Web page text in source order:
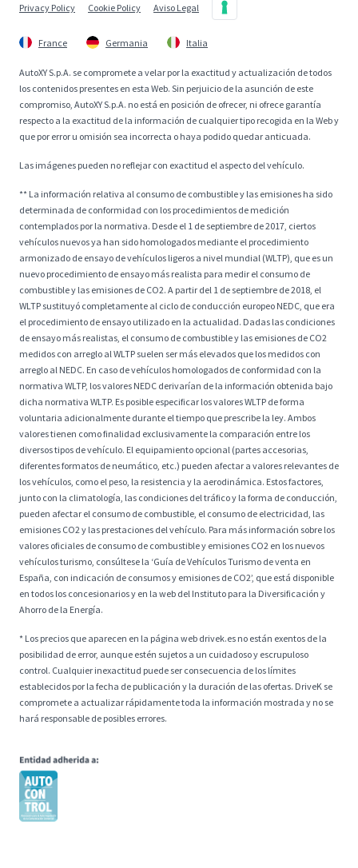
Privacy Policy Cookie Policy Aviso Legal
France Germania Italia
AutoXY S.p.A. se compromete a velar por la exactitud y actualización de todos
los contenidos presentes en esta Web. Sin perjuicio de la asunción de este
compromiso, AutoXY S.p.A. no está en posición de ofrecer, ni ofrece garantía
respecto a la exactitud de la información de cualquier tipo recogida en la Web y
que por error u omisión sea incorrecta o haya podido quedar anticuada.
Las imágenes pueden no reflejar con exactitud el aspecto del vehículo.
** La información relativa al consumo de combustible y las emisiones ha sido
determinada de conformidad con los procedimientos de medición
contemplados por la normativa. Desde el 1 de septiembre de 2017, ciertos
vehículos nuevos ya han sido homologados mediante el procedimiento
armonizado de ensayo de vehículos ligeros a nivel mundial (WLTP), que es un
nuevo procedimiento de ensayo más realista para medir el consumo de
combustible y las emisiones de CO2. A partir del 1 de septiembre de 2018, el
WLTP sustituyó completamente al ciclo de conducción europeo NEDC, que era
el procedimiento de ensayo utilizado en la actualidad. Dadas las condiciones
de ensayo más realistas, el consumo de combustible y las emisiones de CO2
medidos con arreglo al WLTP suelen ser más elevados que los medidos con
arreglo al NEDC. En caso de vehículos homologados de conformidad con la
normativa WLTP, los valores NEDC derivarían de la información obtenida bajo
dicha normativa WLTP. Es posible especificar los valores WLTP de forma
voluntaria adicionalmente durante el tiempo que prescribe la ley. Ambos
valores tienen como finalidad exclusivamente la comparación entre los
diversos tipos de vehículo. El equipamiento opcional (partes accesorias,
diferentes formatos de neumático, etc.) pueden afectar a valores relevantes de
los vehículos, como el peso, la resistencia y la aerodinámica. Estos factores,
junto con la climatología, las condiciones del tráfico y la forma de conducción,
pueden afectar el consumo de combustible, el consumo de electricidad, las
emisiones CO2 y las prestaciones del vehículo. Para más información sobre los
valores oficiales de consumo de combustible y emisiones CO2 en los nuevos
vehículos turismo, consúltese la ‘Guía de Vehículos Turismo de venta en
España, con indicación de consumos y emisiones de CO2’, que está disponible
en todos los concesionarios y en la web del Instituto para la Diversificación y
Ahorro de la Energía.
* Los precios que aparecen en la página web drivek.es no están exentos de la
posibilidad de error, aunque estén sujetos a un cuidadoso y escrupuloso
control. Cualquier inexactitud puede ser consecuencia de los límites
establecidos por la fecha de publicación y la duración de las ofertas. DriveK se
compromete a actualizar rápidamente toda la información mostrada y no se
hará responsable de posibles errores.